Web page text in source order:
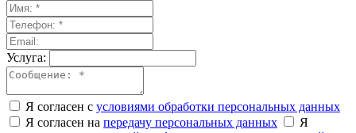
Услуга:
Я согласен с условиями обработки персональных данных
Я согласен на передачу персональных данных
Я